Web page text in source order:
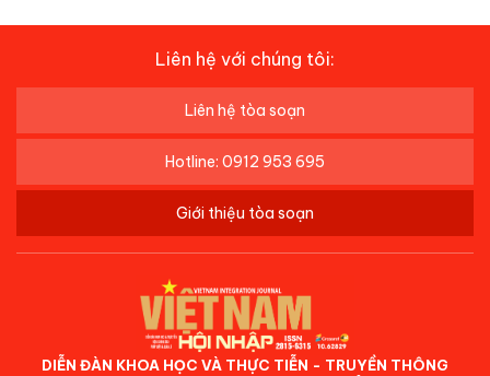
Liên hệ với chúng tôi:
Liên hệ tòa soạn
Hotline: 0912 953 695
Giới thiệu tòa soạn
DIỄN ĐÀN KHOA HỌC VÀ THỰC TIỄN - TRUYỀN THÔNG